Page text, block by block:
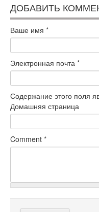
ДОБАВИТЬ
Ваше имя *
Электронная почта *
Содержание этого поля
Домашняя страница
Comment *